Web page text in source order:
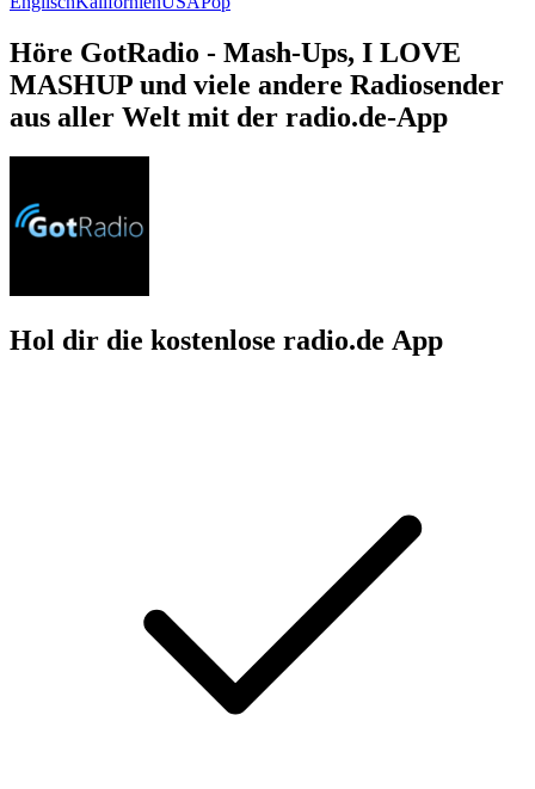
Höre GotRadio - Mash-Ups, I LOVE
MASHUP und viele andere Radiosender
aus aller Welt mit der radio.de-App
Hol dir die kostenlose radio.de App